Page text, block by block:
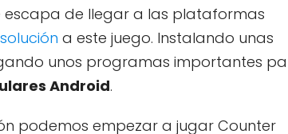
escapa de llegar a las plataformas
a este juego. Instalando unas
unos programas importantes
Android.
podemos empezar a jugar Counter